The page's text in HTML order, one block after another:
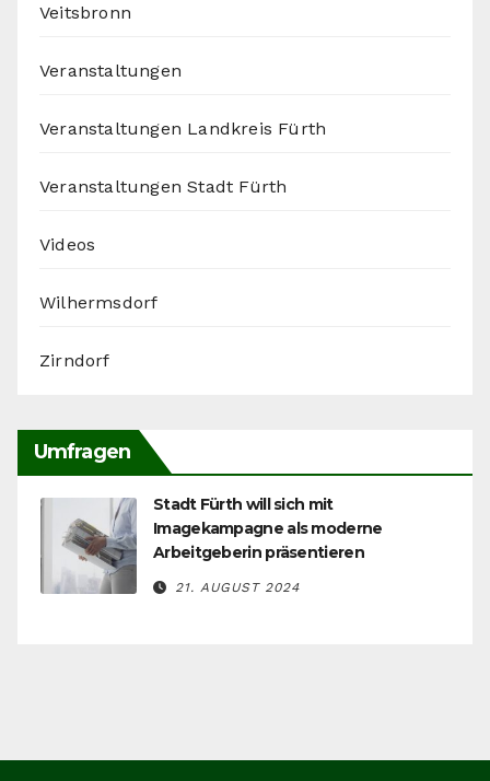
Veitsbronn
Veranstaltungen
Veranstaltungen Landkreis Fürth
Veranstaltungen Stadt Fürth
Videos
Wilhermsdorf
Zirndorf
Umfragen
Stadt Fürth will sich mit
Imagekampagne als moderne
Arbeitgeberin präsentieren
21. AUGUST 2024